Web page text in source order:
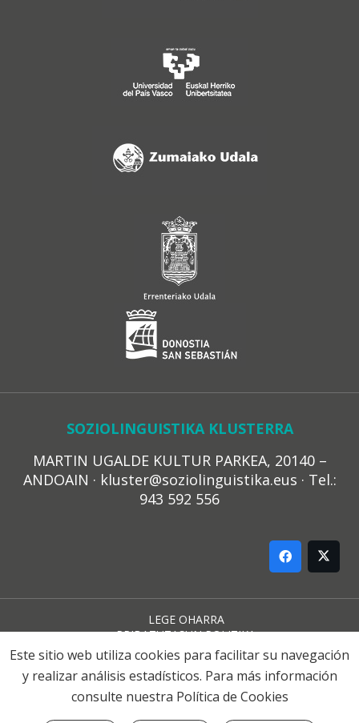
SOZIOLINGUISTIKA KLUSTERRA
MARTIN UGALDE KULTUR PARKEA, 20140 –
ANDOAIN · kluster@soziolinguistika.eus · Tel.:
943 592 556
LEGE OHARRA
PRIBATUTASUN POLITIKA
COOKIE-EN POLITIKA
HARREMANA
© 2021 Soziolinguistika Klusterra
Este sitio web utiliza cookies para facilitar su navegación
y realizar análisis estadísticos. Para más información
consulte nuestra Política de Cookies